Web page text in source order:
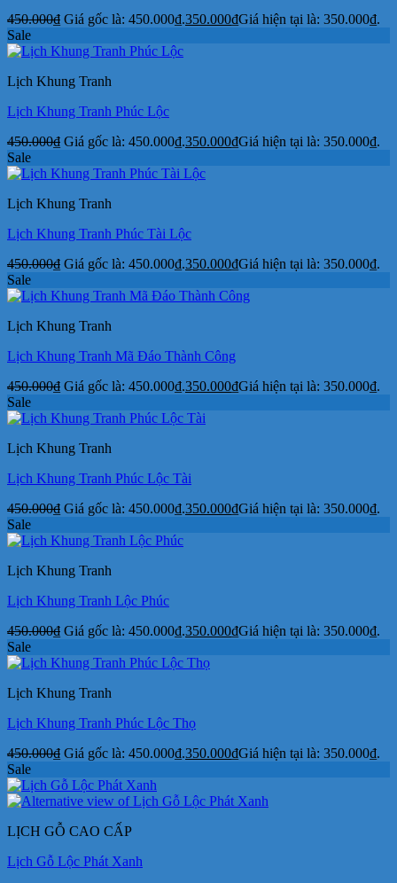
450.000₫ Giá gốc là: 450.000₫.350.000₫Giá hiện tại là: 350.000₫.
Sale
Lịch Khung Tranh
Lịch Khung Tranh Phúc Lộc
450.000₫ Giá gốc là: 450.000₫.350.000₫Giá hiện tại là: 350.000₫.
Sale
Lịch Khung Tranh
Lịch Khung Tranh Phúc Tài Lộc
450.000₫ Giá gốc là: 450.000₫.350.000₫Giá hiện tại là: 350.000₫.
Sale
Lịch Khung Tranh
Lịch Khung Tranh Mã Đáo Thành Công
450.000₫ Giá gốc là: 450.000₫.350.000₫Giá hiện tại là: 350.000₫.
Sale
Lịch Khung Tranh
Lịch Khung Tranh Phúc Lộc Tài
450.000₫ Giá gốc là: 450.000₫.350.000₫Giá hiện tại là: 350.000₫.
Sale
Lịch Khung Tranh
Lịch Khung Tranh Lộc Phúc
450.000₫ Giá gốc là: 450.000₫.350.000₫Giá hiện tại là: 350.000₫.
Sale
Lịch Khung Tranh
Lịch Khung Tranh Phúc Lộc Thọ
450.000₫ Giá gốc là: 450.000₫.350.000₫Giá hiện tại là: 350.000₫.
Sale
LỊCH GỖ CAO CẤP
Lịch Gỗ Lộc Phát Xanh